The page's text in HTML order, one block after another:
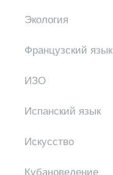
Экология
Французский язык
ИЗО
Испанский язык
Искусство
Кубановедение